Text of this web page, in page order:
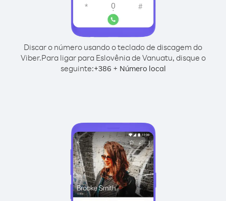
Discar o número usando o teclado de discagem do
Viber.Para ligar para Eslovênia de Vanuatu, disque o
seguinte:+386 + Número local